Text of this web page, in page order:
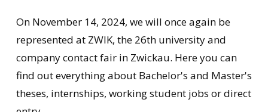
On November 14, 2024, we will once again be
represented at ZWIK, the 26th university and
company contact fair in Zwickau. Here you can
find out everything about Bachelor's and Master's
theses, internships, working student jobs or direct